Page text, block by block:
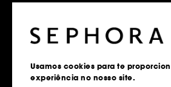
Usamos cookies para te
experiência no nosso site.